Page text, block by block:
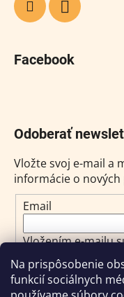
Na prispôsobenie
funkcií sociálnych
Facebook
Odoberať
Vložte svoj e-mail a
informácie o
Email
Vložením e-mailu
ochrany
PRIHLÁSIŤ SA